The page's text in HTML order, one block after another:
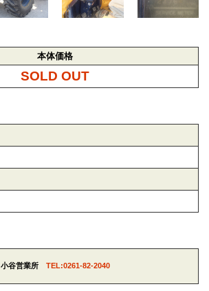
本体価格
SOLD OUT
小谷営業所 TEL:0261-82-2040